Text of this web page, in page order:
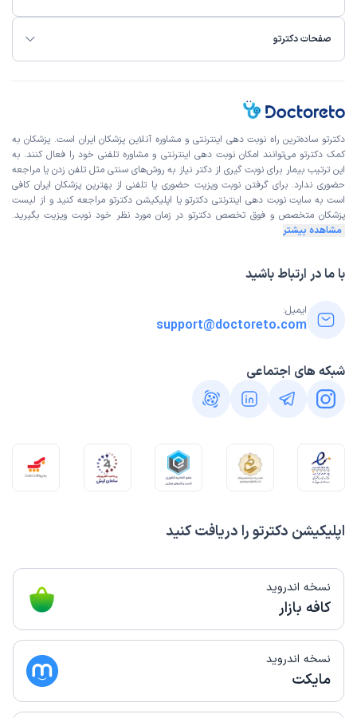
صفحات دکترتو
اپلیکیشن دکترتو را دریافت کنید
نسخه اندروید
کافه بازار
نسخه اندروید
مایکت
دکترتو ساده‌ترین راه نوبت‌ دهی اینترنتی و مشاوره آنلاین پزشکان ایران است. پزشکان به
کمک دکترتو می‌توانند امکان نوبت دهی اینترنتی و مشاوره تلفنی خود را فعال کنند. به
این ترتیب بیمار برای نوبت گیری از دکتر نیاز به روش‌های سنتی مثل تلفن زدن یا مراجعه
حضوری ندارد. برای گرفتن نوبت ویزیت حضوری یا تلفنی از بهترین پزشکان ایران کافی
است به سایت نوبت دهی اینترنتی دکترتو یا اپلیکیشن دکترتو مراجعه کنید و از لیست
پزشکان متخصص و فوق تخصص دکترتو در زمان مورد نظر خود نوبت ویزیت بگیرید.
مشاهده بیشتر
با ما در ارتباط باشید
ایمیل:
support@doctoreto.com
شبکه های اجتماعی